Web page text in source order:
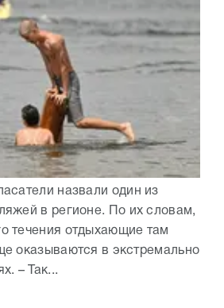
назвали один из
в регионе. По их словам,
течения отдыхающие там
оказываются в экстремально
– Так...